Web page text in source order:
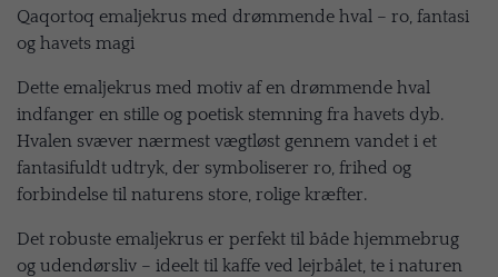
Qaqortoq emaljekrus med drømmende hval – ro, fantasi
og havets magi
Dette emaljekrus med motiv af en drømmende hval
indfanger en stille og poetisk stemning fra havets dyb.
Hvalen svæver nærmest vægtløst gennem vandet i et
fantasifuldt udtryk, der symboliserer ro, frihed og
forbindelse til naturens store, rolige kræfter.
Det robuste emaljekrus er perfekt til både hjemmebrug
og udendørsliv – ideelt til kaffe ved lejrbålet, te i naturen